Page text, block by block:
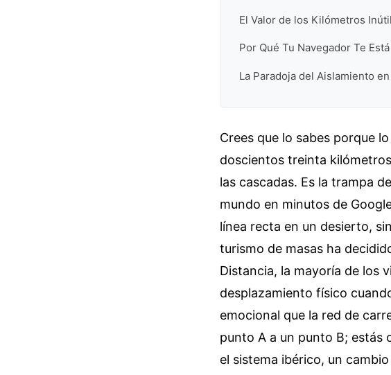
El Valor de los Kilómetros
Por Qué Tu Navegador Te
La Paradoja del Aislamiento
Crees que lo sabes porque
doscientos treinta
las cascadas. Es la trampa
mundo en minutos de
línea recta en un desierto,
turismo de masas ha
Distancia, la mayoría de los
desplazamiento físico
emocional que la red de
punto A a un punto B; estás
el sistema ibérico, un